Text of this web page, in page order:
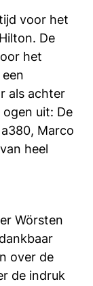
voor het
De
het
als achter
uit: De
Marco
heel
Wörsten
over de
de indruk